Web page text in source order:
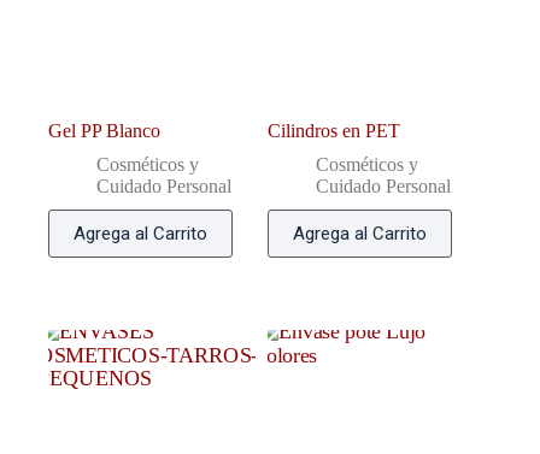
Gel PP Blanco
Cosméticos y
Cuidado Personal
Agrega al Carrito
Cilindros en PET
Cosméticos y
Cuidado Personal
Agrega al Carrito